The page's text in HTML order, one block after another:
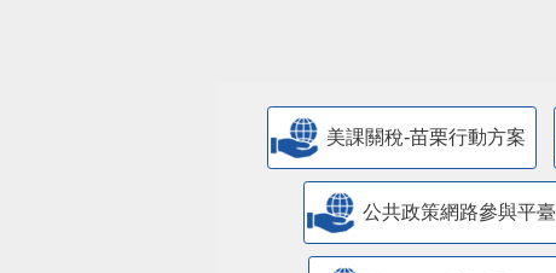
美課關稅-苗栗行動方案
公共政策網路參與平臺